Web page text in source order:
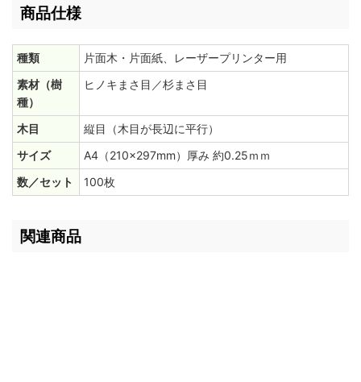
商品仕様
種類
片面木・片面紙、レーザープリンター用
素材（樹
種）
ヒノキまさ目／杉まさ目
木目
縦目（木目が長辺に平行）
サイズ
A4（210×297mm）厚み 約0.25ｍｍ
数／セット
100枚
関連商品